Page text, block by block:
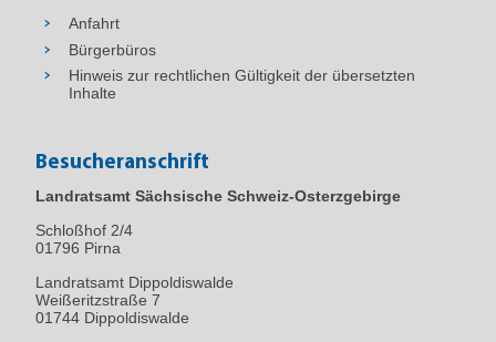
Anfahrt
Bürgerbüros
Hinweis zur rechtlichen Gültigkeit der übersetzten
Inhalte
Besucheranschrift
Landratsamt Sächsische Schweiz-Osterzgebirge
Schloßhof 2/4
01796 Pirna
Landratsamt Dippoldiswalde
Weißeritzstraße 7
01744 Dippoldiswalde